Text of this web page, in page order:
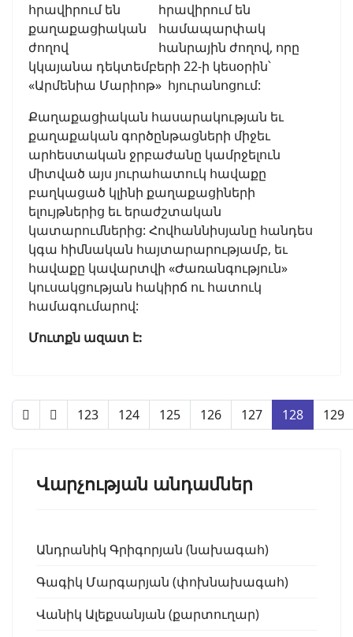
hրավիրում են
համապարփակ
հանրային ժողով, որը
կկայանա դեկտեմբերի 22-ի կեսօրին՝
«Արմենիա Մարիոթ» հյուրանոցում:
Քաղաքացիական հասարակության եւ
քաղաքական գործընթացների միջեւ
արհեստական ջրբաժանը կամրջելուն
միտված այս յուրահատուկ հավաքը
բաղկացած կլինի քաղաքացիների
ելույթներից եւ երաժշտական
կատարումներից: Հովհաննիսյանը հանդես
կգա հիմնական հայտարարությամբ, եւ
հավաքը կավարտվի «Ժառանգություն»
կուսակցության հակիրճ ու հատուկ
համագումարով:
Մուտքն ազատ է:
123 124 125 126 127 128 129
Վարչության անդամներ
Անդրանիկ Գրիգորյան (նախագահ)
Գագիկ Մարգարյան (փոխնախագահ)
Վանիկ Ալեքսանյան (քարտուղար)